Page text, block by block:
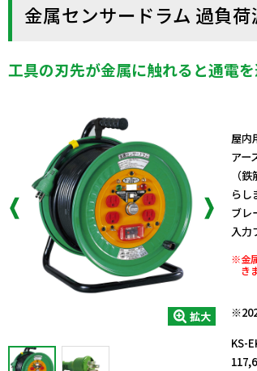
金属センサードラム 過負
工具の刃先が金属に触れると通電
拡大
屋内
アー
（
らし
ブレ
入力
※金
き
KS-